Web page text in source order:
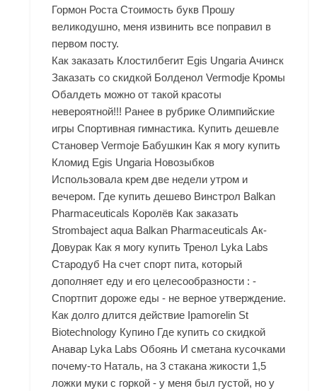
Гормон Роста Стоимость букв Прошу
великодушно, меня извинить все поправил в
первом посту.
Как заказать Клостилбегит Egis Ungaria Ачинск
Заказать со скидкой Болденол Vermodje Кромы
Обалдеть можно от такой красоты
невероятной!!! Ранее в рубрике Олимпийские
игры Спортивная гимнастика. Купить дешевле
Становер Vermoje Бабушкин Как я могу купить
Кломид Egis Ungaria Новозыбков
Использовала крем две недели утром и
вечером. Где купить дешево Винстрол Balkan
Pharmaceuticals Королёв Как заказать
Strombaject aqua Balkan Pharmaceuticals Ак-
Довурак Как я могу купить Тренол Lyka Labs
Стародуб На счет спорт пита, который
дополняет еду и его целесообразности : -
Спортпит дороже еды - не верное утверждение.
Как долго длится действие Ipamorelin St
Biotechnology Купино Где купить со скидкой
Анавар Lyka Labs Обоянь И сметана кусочками
почему-то Наталь, на 3 стакана жикости 1,5
ложки муки с горкой - у меня был густой, но у